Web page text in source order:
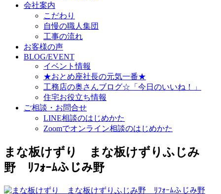
会社案内
こだわり
自慢の職人集団
工事の流れ
お客様の声
BLOG/EVENT
イベント情報
★おとめ座社長の元気一番★
工務店の奥さんブログ☆「今日のいいね！」
住宅お役立ち情報
ご相談・お問合せ
LINE相談のはじめかた
Zoomでオンライン相談のはじめかた
まな板けずり まな板けずりふじみ
野 ﾘﾌｫｰﾑふじみ野